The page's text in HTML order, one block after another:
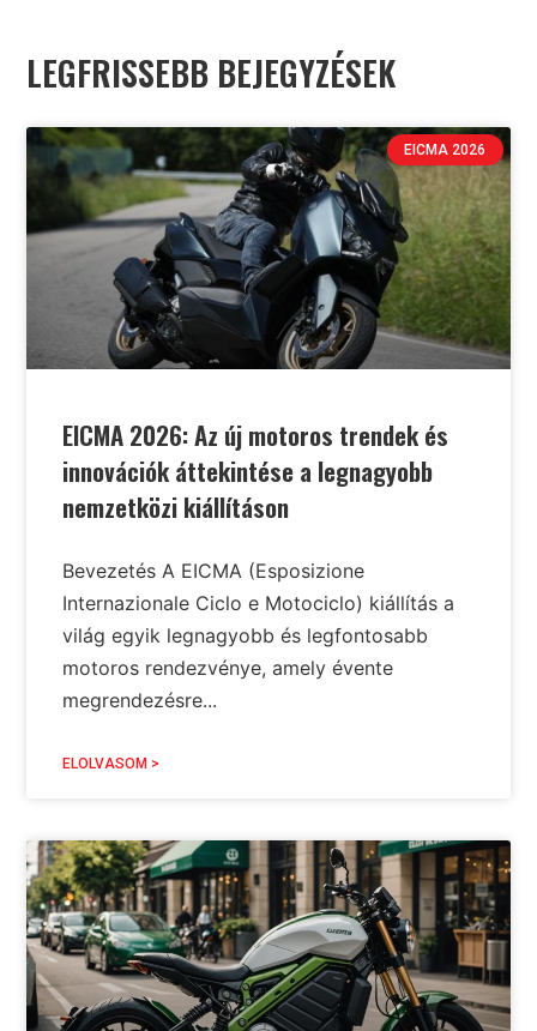
LEGFRISSEBB BEJEGYZÉSEK
EICMA 2026
EICMA 2026: Az új motoros trendek és
innovációk áttekintése a legnagyobb
nemzetközi kiállításon
Bevezetés A EICMA (Esposizione
Internazionale Ciclo e Motociclo) kiállítás a
világ egyik legnagyobb és legfontosabb
motoros rendezvénye, amely évente
megrendezésre...
ELOLVASOM >